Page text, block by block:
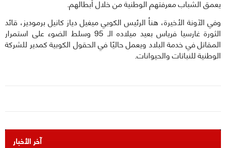
يعمق الشباب معرفتهم الوطنية من خلال أبطالهم.
وفي الآونة الأخيرة، هنأ الرئيس الكوبي ميغيل دياز كانيل برموديز، قائد
الثورة غارسيا فرياس بعيد ميلاده الـ 95 وسلط الضوء على استمرار
المقاتل في خدمة البلاد ويعمل حاليًا في الحقول الكوبية كمدير للشركة
الوطنية للنباتات والحيوانات.
آخر الأخبار